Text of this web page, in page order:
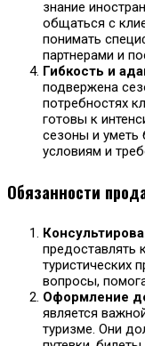
знание
общаться с
понимать
партнерами и
Гибкость и
подвержена
потребностях
готовы к
сезоны и уметь
условиям и
Обязанности
предоставлять
туристических
вопросы,
Оформление
является
туризме. Они